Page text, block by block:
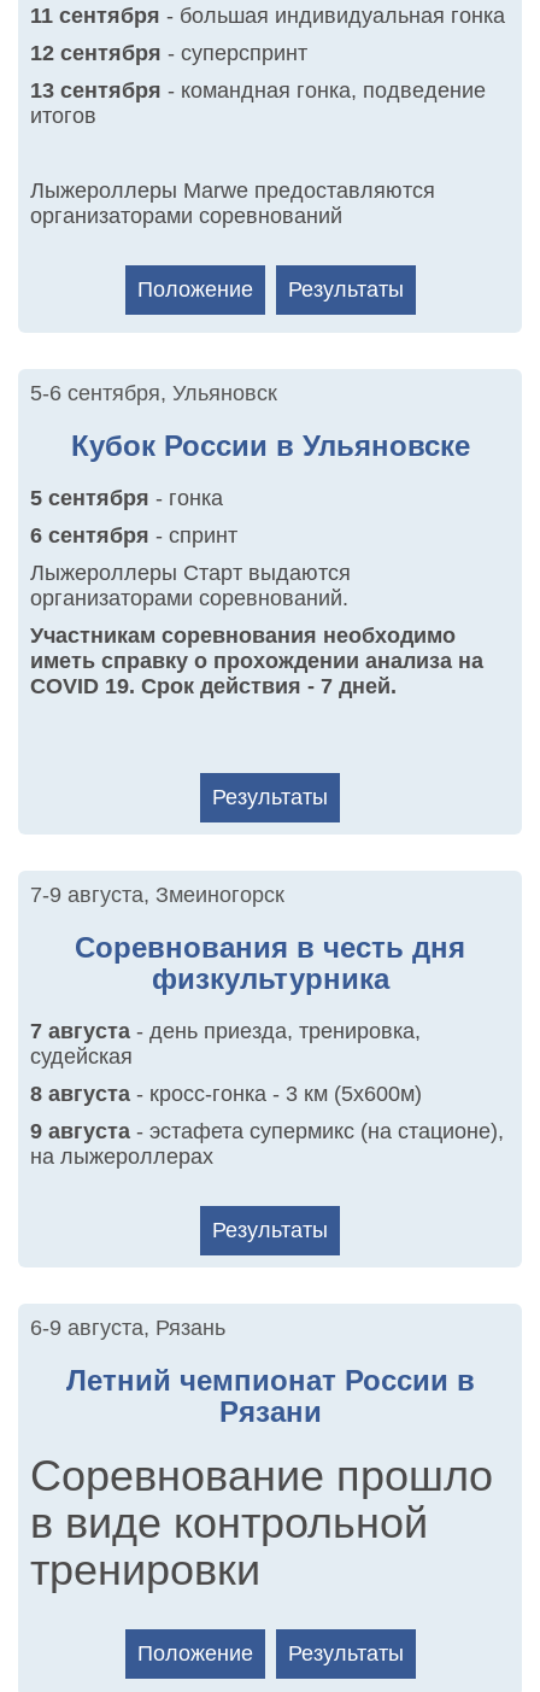
11 сентября - большая индивидуальная гонка
12 сентября - суперспринт
13 сентября - командная гонка, подведение
итогов
Лыжероллеры Marwe предоставляются
организаторами соревнований
Положение Результаты
5-6 сентября, Ульяновск
Кубок России в Ульяновске
5 сентября - гонка
6 сентября - спринт
Лыжероллеры Старт выдаются
организаторами соревнований.
Участникам соревнования необходимо
иметь справку о прохождении анализа на
COVID 19. Срок действия - 7 дней.
Результаты
7-9 августа, Змеиногорск
Соревнования в честь дня
физкультурника
7 августа - день приезда, тренировка,
судейская
8 августа - кросс-гонка - 3 км (5х600м)
9 августа - эстафета супермикс (на стационе),
на лыжероллерах
Результаты
6-9 августа, Рязань
Летний чемпионат России в
Рязани
Соревнование прошло
в виде контрольной
тренировки
Положение Результаты